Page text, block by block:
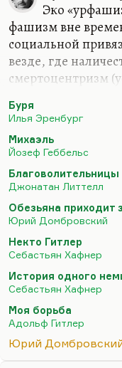
Эко
фашизм вне
социальной
везде, где
смертоцентризм
философских
одно) и архаика
есть ещё 11
Что касается того,
антифашистских
фашизме. Конечно,
для того, чтобы
поставлен
природе фашизма.
Буря
Илья Эренбург
Михаэль
Йозеф Геббельс
Благоволительницы
Джонатан Литтелл
Обезьяна приходит
Юрий Домбровский
Некто Гитлер
Себастьян Хафнер
История одного
Себастьян Хафнер
Моя борьба
Адольф Гитлер
Юрий